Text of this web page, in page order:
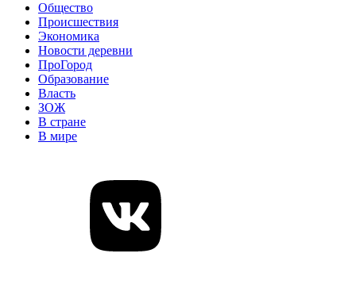
Общество
Происшествия
Экономика
Новости деревни
ПроГород
Образование
Власть
ЗОЖ
В стране
В мире